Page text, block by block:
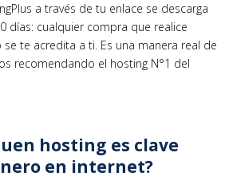
a través de tu enlace se descarga
días: cualquier compra que realice
te acredita a ti. Es una manera real de
recomendando el hosting N°1 del
hosting es clave
en internet?